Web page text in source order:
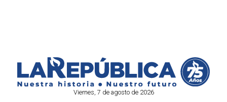
Viernes, 7 de agosto de 2026